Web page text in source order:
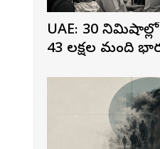
UAE: 30
43 లక్షల మంది